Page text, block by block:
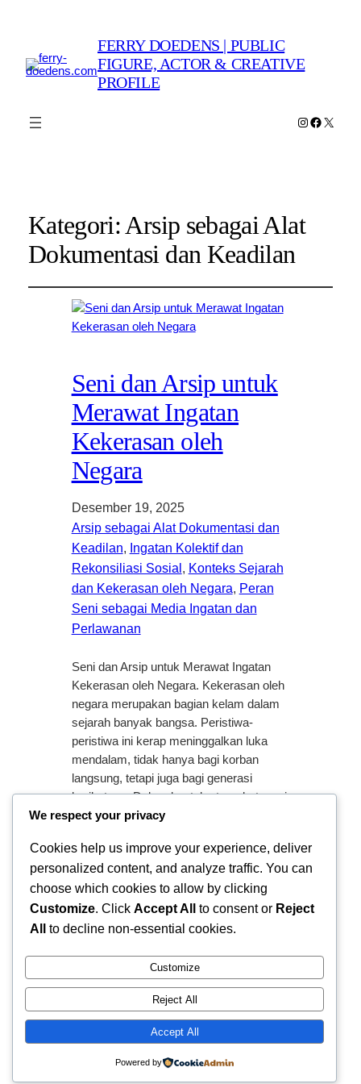
FERRY DOEDENS | PUBLIC
FIGURE, ACTOR & CREATIVE
PROFILE
Instagram
X
Kategori:Arsip sebagai Alat
Dokumentasi dan Keadilan
Seni dan Arsip untuk
Merawat Ingatan
Kekerasan oleh
Negara
Desember 19, 2025
Arsip sebagai Alat Dokumentasi dan
Keadilan, Ingatan Kolektif dan
Rekonsiliasi Sosial , Konteks Sejarah
dan Kekerasan oleh Negara, Peran
Seni sebagai Media Ingatan dan
Perlawanan
Seni dan Arsip untuk Merawat Ingatan
Kekerasan oleh Negara. Kekerasan oleh
negara merupakan bagian kelam dalam
sejarah banyak bangsa. Peristiwa-
peristiwa ini kerap meninggalkan luka
mendalam, tidak hanya bagi korban
langsung, tetapi juga bagi generasi
berikutnya. Dalam konteks tersebut, seni
dan arsip hadir sebagai medium penting
terkikis oleh waktu maupun…
Ferry Doedens | Public Figure, Actor & Creative Profile
We respect your privacy
Cookies help us improve your experience, deliver
personalized content, and analyze traffic. You can
choose which cookies to allow by clicking
Customize. Click Accept All to consent or Reject
All
to decline non-essential cookies.
Customize
Reject All
Accept All
Powered by